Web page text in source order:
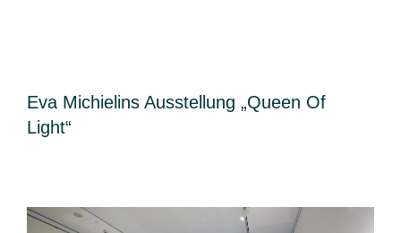
Eva Michielins Ausstellung „Queen Of
Light“